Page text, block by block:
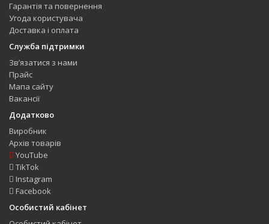
Гарантія та повернення
Угода користувача
Доставка і оплата
Служба підтримки
Зв’язатися з нами
Прайс
Мапа сайту
Вакансії
Додатково
Виробник
Архів товарів
YouTube
TikTok
Instagram
Facebook
Особистий кабінет